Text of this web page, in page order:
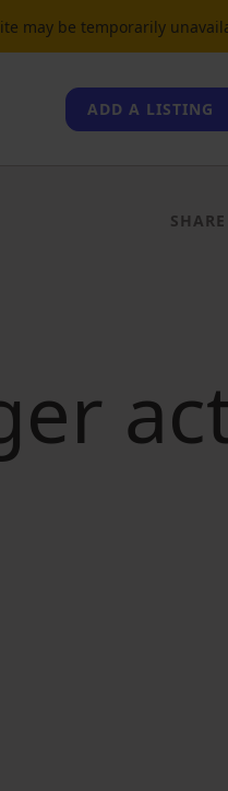
may be temporarily
ADD A LISTING
SHARE